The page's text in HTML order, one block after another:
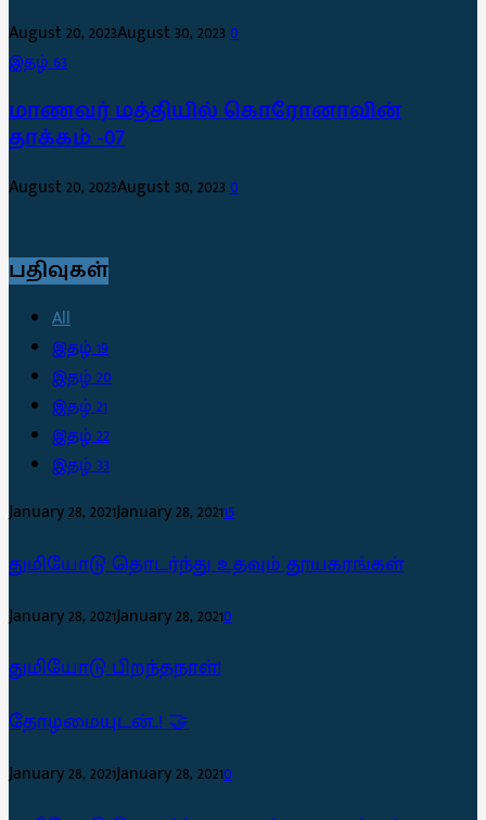
August 20, 2023August 30, 20230
இதழ் 63
மாணவர் மத்தியில் கொரோனாவின்
தாக்கம் -07
August 20, 2023August 30, 20230
பதிவுகள்
All
இதழ் 19
இதழ் 20
இதழ் 21
இதழ் 22
இதழ் 33
January 28, 2021January 28, 202115
துமியோடு தொடர்ந்து உதவும் தூயகரங்கள்
January 28, 2021January 28, 20210
துமியோடு பிறந்தநாள்!
தோழமையுடன்..! 🤝
January 28, 2021January 28, 20210